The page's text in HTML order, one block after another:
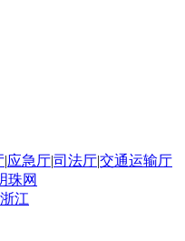
|应急厅|司法厅|交通运输厅
珠网
浙江